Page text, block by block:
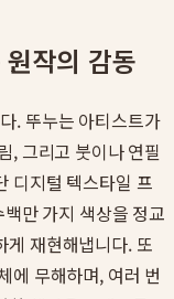
작의 감동
. 뚜누는 아티스트가
, 그리고 붓이나 연필
디지털 텍스타일 프
만 가지 색상을 정교
게 재현해냅니다. 또
에 무해하며, 여러 번